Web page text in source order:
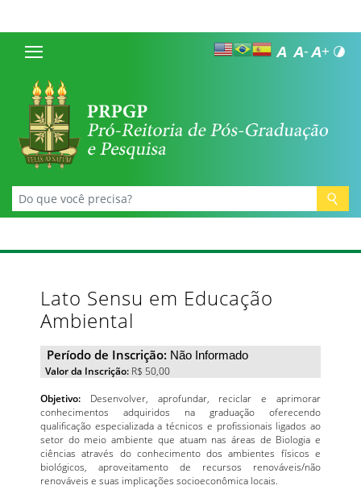
Lato Sensu em Educação
Ambiental
Período de Inscrição: Não Informado
Valor da Inscrição: R$ 50,00
Objetivo: Desenvolver, aprofundar, reciclar e aprimorar
conhecimentos adquiridos na graduação oferecendo
qualificação especializada a técnicos e profissionais ligados ao
setor do meio ambiente que atuam nas áreas de Biologia e
ciências através do conhecimento dos ambientes físicos e
biológicos, aproveitamento de recursos renováveis/não
renováveis e suas implicações socioeconômica locais.